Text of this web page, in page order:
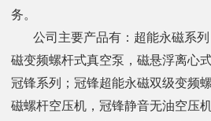
务。
公司主要产品有：超能永磁系列
磁变频螺杆式真空泵，磁悬浮离心
冠锋系列；冠锋超能永磁双级变频
磁螺杆空压机，冠锋静音无油空压